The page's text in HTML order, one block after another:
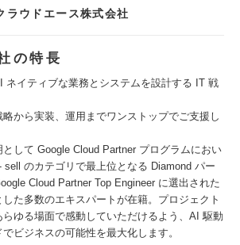
ラウドエース株式会社
の特長
ネイティブな業務とシステムを設計する IT 戦
から実装、運用までワンストップでご支援し
して Google Cloud Partner プログラムにおい
のカテゴリで最上位となる Diamond パー
Cloud Partner Top Engineer に選出された
た多数のエキスパートが在籍。プロジェクト
ゆる場面で感動していただけるよう、AI 駆動
ビジネスの可能性を最大化します。